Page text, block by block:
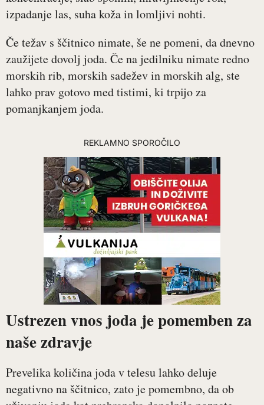
izpadanje las, suha koža in lomljivi nohti.
Če težav s ščitnico nimate, še ne pomeni, da dnevno
zaužijete dovolj joda. Če na jedilniku nimate redno
morskih rib, morskih sadežev in morskih alg, ste
lahko prav gotovo med tistimi, ki trpijo za
pomanjkanjem joda.
REKLAMNO SPOROČILO
Ustrezen vnos joda je pomemben za
naše zdravje
Prevelika količina joda v telesu lahko deluje
negativno na ščitnico, zato je pomembno, da ob